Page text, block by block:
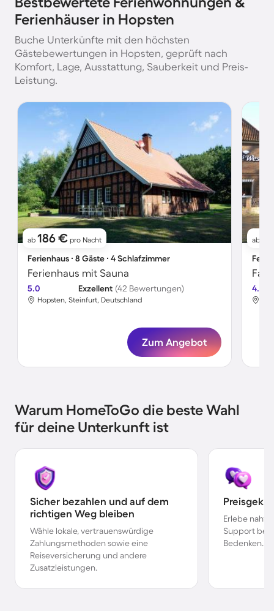
Ferienhäuser in Hopsten
Buche Unterkünfte mit den höchsten
Gästebewertungen in Hopsten, geprüft nach
Komfort, Lage, Ausstattung, Sauberkeit und Preis-
Leistung.
ab 186 € pro Nacht
Ferienhaus ∙ 8 Gäste ∙ 4 Schlafzimmer
Ferienhaus mit Sauna
5.0 Exzellent (42 Bewertungen)
Hopsten, Steinfurt, Deutschland
Zum Angebot
ab
4.8
Warum HomeToGo die beste Wahl
für deine Unterkunft ist
Sicher bezahlen und auf dem
richtigen Weg bleiben
Wähle lokale, vertrauenswürdige
Zahlungsmethoden sowie eine
Reiseversicherung und andere
Zusatzleistungen.
Erlebe
Support bei
Bedenken.